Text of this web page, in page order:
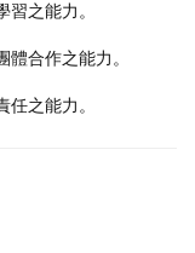
之能力。
合作之能力。
之能力。